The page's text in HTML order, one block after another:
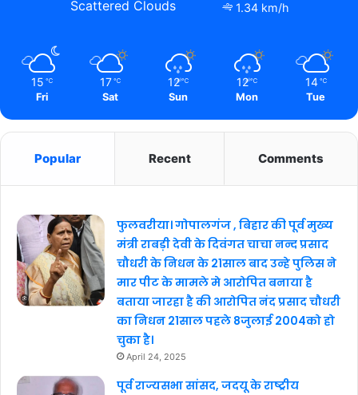
Scattered Clouds
1.34 km/h
15 ℃
Fri
17 ℃
Sat
12 ℃
Sun
12 ℃
Mon
14 ℃
Tue
Popular Recent Comments
फुलवरीया। गोपालगंज , बिहार की पूर्व मुख्य
मंत्री राबड़ी देवी के दिवंगत चाचा नन्द प्रसाद
चौधरी के निधन के 21साल बाद उन्हे पुलिस ने
मार पीट के मामले मे आरोपित बनाया है
बताया जारहा है की आरोपित नंद प्रसाद चौधरी
का निधन 21साल पहले 8जुलाई 2004को हो
चुका है।
April 24, 2025
पूर्व राज्यसभा सांसद, जदयू के राष्ट्रीय